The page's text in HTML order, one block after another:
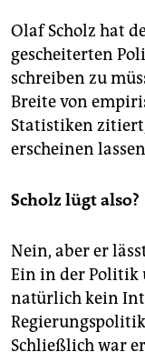
Olaf Scholz hat
gescheiterten
schreiben zu
Breite von
Statistiken
erscheinen
Scholz lügt also?
Nein, aber er
Ein in der Politik
natürlich kein
Schließlich war